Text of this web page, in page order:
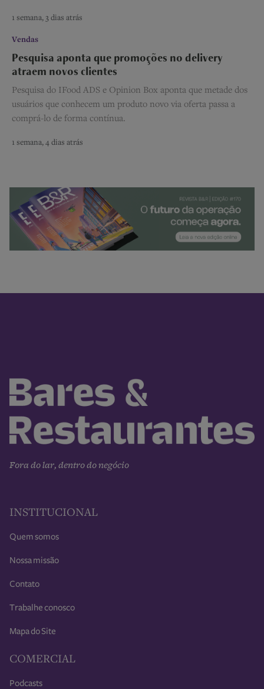
1 semana, 3 dias atrás
Vendas
Pesquisa aponta que promoções no delivery
atraem novos clientes
Pesquisa do IFood ADS e Opinion Box aponta que metade dos
usuários que conhecem um produto novo via oferta passa a
comprá-lo de forma contínua.
1 semana, 4 dias atrás
Fora do lar, dentro do negócio
INSTITUCIONAL
Quem somos
Nossa missão
Contato
Trabalhe conosco
Mapa do Site
COMERCIAL
Podcasts